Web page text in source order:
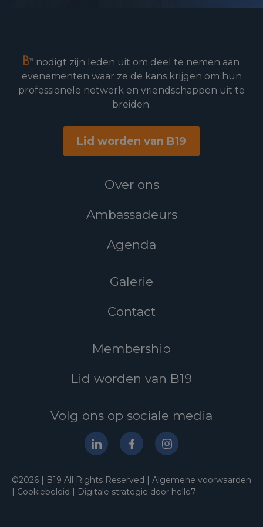
nodigt zijn leden uit om deel te nemen aan
evenementen waar ze de kans krijgen om hun
professionele netwerk en vriendschappen uit te
breiden.
Lid worden van B19
Over ons
Ambassadeurs
Agenda
Galerie
Contact
Membership
Lid worden van B19
Volg ons op sociale media
©2026 | B19 All Rights Reserved | Algemene voorwaarden
| Cookiebeleid | Digitale strategie door hello7